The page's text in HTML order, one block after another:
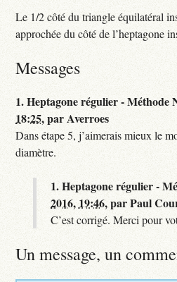
Le 1/2 côté du triangle équilatéral
approchée du côté de l’heptagone
Messages
1.Heptagone régulier - Méthode
18:25,parAverroes
Dans étape 5, j’aimerais mieux le
diamètre.
1.Heptagone régulier -
2016, 19:46,parPaul
C’est corrigé. Merci pour
Un message, un